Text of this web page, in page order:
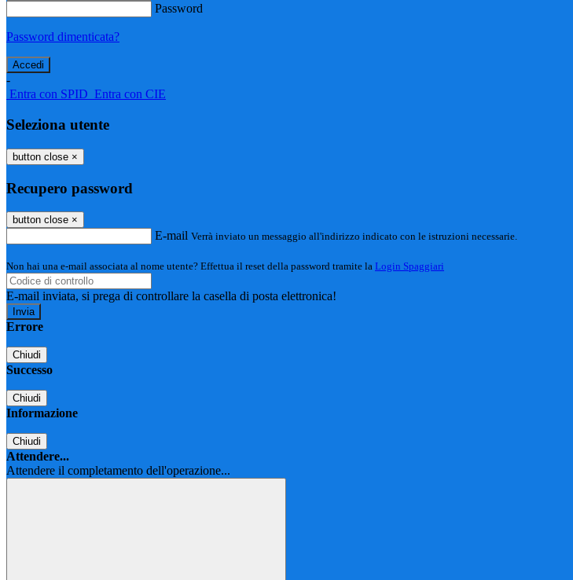
Password
Password dimenticata?
-
Entra con SPID Entra con CIE
Seleziona utente
button close ×
Recupero password
button close ×
E-mail Verrà inviato un messaggio all'indirizzo indicato con le istruzioni necessarie.
Non hai una e-mail associata al nome utente? Effettua il reset della password tramite la Login Spaggiari
E-mail inviata, si prega di controllare la casella di posta elettronica!
Errore
Chiudi
Successo
Chiudi
Informazione
Chiudi
Attendere...
Attendere il completamento dell'operazione...